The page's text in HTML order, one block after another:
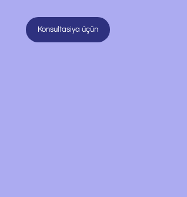
Konsultasiya üçün